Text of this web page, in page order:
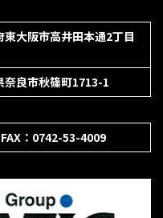
大阪市高井田本通2丁目
良市秋篠町1713-1
：0742-53-4009